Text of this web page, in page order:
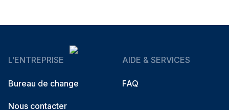
L’ENTREPRISE
Bureau de change
Nous contacter
AIDE & SERVICES
FAQ